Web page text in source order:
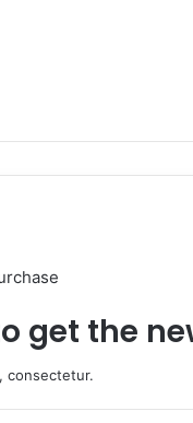
get the
consectetur.